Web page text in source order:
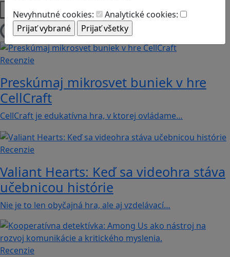
Nevyhnutné cookies:
Analytické cookies:
Platformy
Načítam blogy
Recenzie
Preskúmaj mikrosvet buniek v hre
CellCraft
CellCraft je edukatívna hra, v ktorej ovládame…
Recenzie
Valiant Hearts: Keď sa videohra stáva
učebnicou histórie
Nie je to len obyčajná hra, ale aj vzdelávací…
Recenzie